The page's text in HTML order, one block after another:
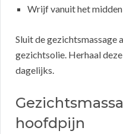
Wrijf vanuit het
Sluit de gezichtsmassage
gezichtsolie. Herhaal
dagelijks.
hoofdpijn